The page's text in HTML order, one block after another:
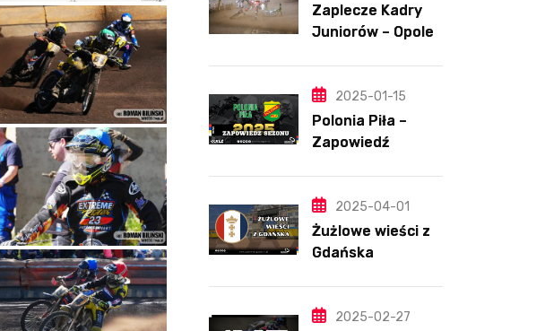
Zaplecze Kadry
Juniorów – Opole,
2025-01-15
Polonia Piła –
Zapowiedź
PRZEWIDYWANIA
2025
2025-04-01
Żużlowe wieści z
Gdańska
2025-02-27